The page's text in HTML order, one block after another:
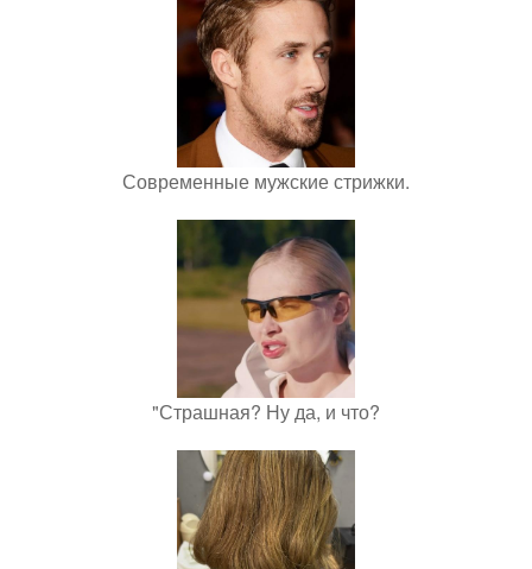
Современные мужские стрижки.
"Страшная? Ну да, и что?